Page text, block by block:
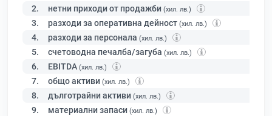
2. нетни приходи от продажби (хил. лв.)
3. разходи за оперативна дейност (хил. лв.)
4. разходи за персонала (хил. лв.)
5. счетоводна печалба/загуба (хил. лв.)
6. EBITDA (хил. лв.)
7. общо активи (хил. лв.)
8. дълготрайни активи (хил. лв.)
9. материални запаси (хил. лв.)